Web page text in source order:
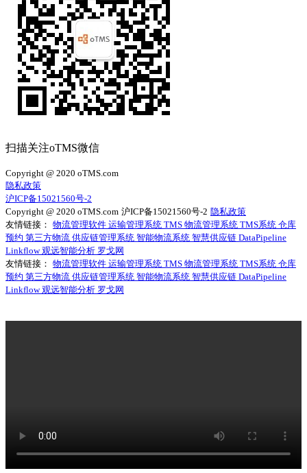
扫描关注oTMS微信
Copyright @ 2020 oTMS.com
隐私政策
沪ICP备15021560号-2
Copyright @ 2020 oTMS.com 沪ICP备15021560号-2 隐私政策
友情链接： 物流管理软件 运输管理系统 TMS 物流管理系统 TMS系统 仓库
预约 第三方物流 供应链管理系统 智能物流系统 智慧供应链 DataPipeline
Linkflow观远智能分析 罗戈网
友情链接： 物流管理软件 运输管理系统 TMS 物流管理系统 TMS系统 仓库
预约 第三方物流 供应链管理系统 智能物流系统 智慧供应链 DataPipeline
Linkflow观远智能分析 罗戈网